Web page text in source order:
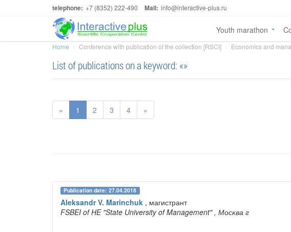
telephone: +7 (8352) 222-490 Mail: info@interactive-plus.ru
Youth marathon
Home Conference with publication of the collection [RSCI] Economics and
List of publications on a keyword: «»
« 1 2 3 4 »
Publication date: 27.04.2018
Aleksandr V. Marinchuk , магистрант
FSBEI of HE "State University of Management" , Москва г